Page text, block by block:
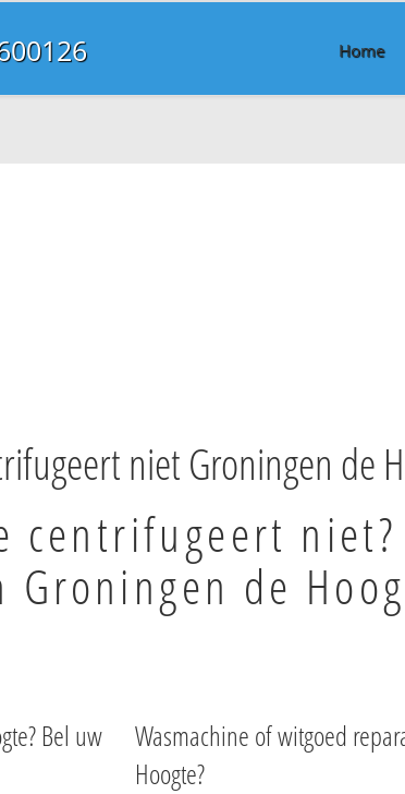
Home
niet Groningen de
centrifugeert
de
Bel uw
Wasmachine of witgoed
Hoogte?